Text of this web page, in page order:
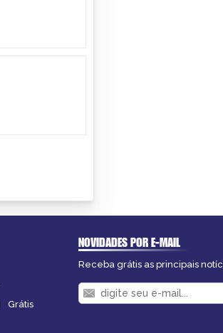
Grátis
NOVIDADES POR E-MAIL
Receba grátis as principais